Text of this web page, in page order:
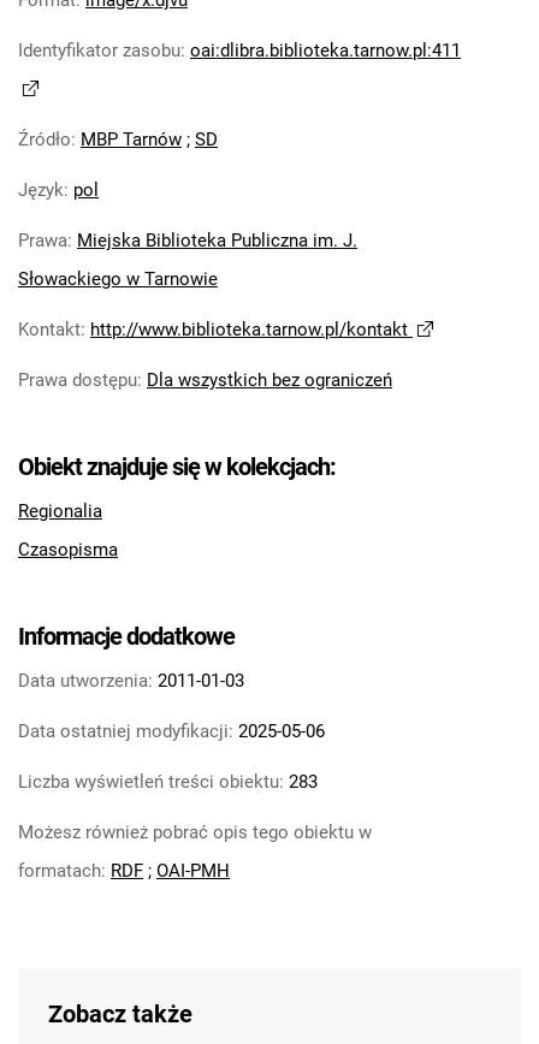
Identyfikator zasobu: oai:dlibra.biblioteka.tarnow.pl:411
Źródło: MBP Tarnów ; SD
Język: pol
Prawa: Miejska Biblioteka Publiczna im. J.
Słowackiego w Tarnowie
Kontakt: http://www.biblioteka.tarnow.pl/kontakt
Prawa dostępu: Dla wszystkich bez ograniczeń
Obiekt znajduje się w kolekcjach:
Regionalia
Czasopisma
Informacje dodatkowe
Data utworzenia: 2011-01-03
Data ostatniej modyfikacji: 2025-05-06
Liczba wyświetleń treści obiektu: 283
Możesz również pobrać opis tego obiektu w
formatach: RDF ; OAI-PMH
Zobacz także